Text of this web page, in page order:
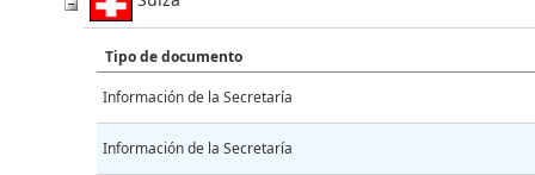
Tipo de documento
Información de la Secretaría
Información de la Secretaría